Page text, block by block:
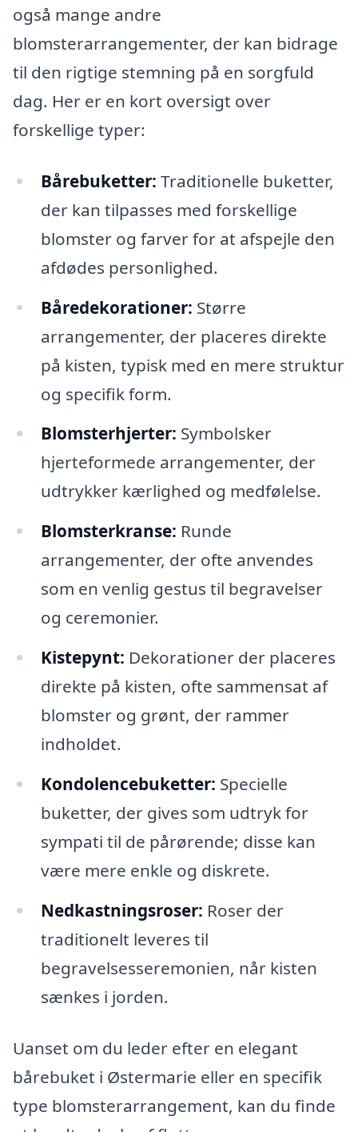
også mange andre
blomsterarrangementer, der kan bidrage
til den rigtige stemning på en sorgfuld
dag. Her er en kort oversigt over
forskellige typer:
Bårebuketter: Traditionelle buketter,
der kan tilpasses med forskellige
blomster og farver for at afspejle den
afdødes personlighed.
Båredekorationer: Større
arrangementer, der placeres direkte
på kisten, typisk med en mere struktur
og specifik form.
Blomsterhjerter: Symbolsker
hjerteformede arrangementer, der
udtrykker kærlighed og medfølelse.
Blomsterkranse: Runde
arrangementer, der ofte anvendes
som en venlig gestus til begravelser
og ceremonier.
Kistepynt: Dekorationer der placeres
direkte på kisten, ofte sammensat af
blomster og grønt, der rammer
indholdet.
Kondolencebuketter: Specielle
buketter, der gives som udtryk for
sympati til de pårørende; disse kan
være mere enkle og diskrete.
Nedkastningsroser: Roser der
traditionelt leveres til
begravelsesseremonien, når kisten
sænkes i jorden.
Uanset om du leder efter en elegant
bårebuket i Østermarie eller en specifik
type blomsterarrangement, kan du finde